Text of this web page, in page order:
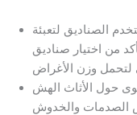
الصناديق لتعبئة
من اختيار صناديق
حول الأثاث الهش